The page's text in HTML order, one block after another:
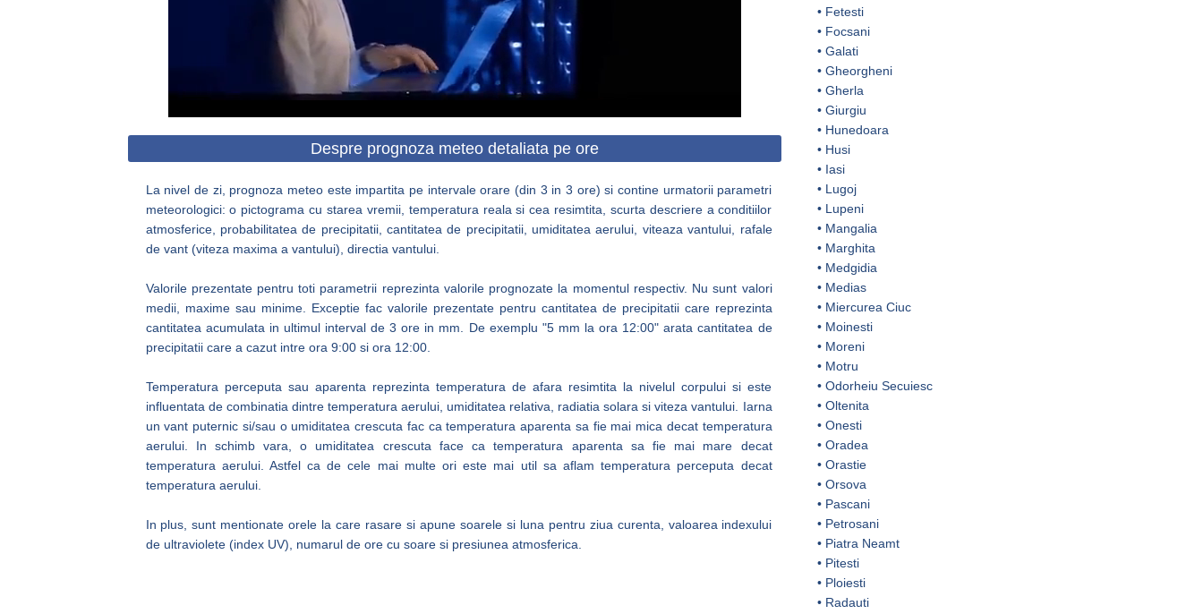
Despre prognoza meteo detaliata pe ore
La nivel de zi, prognoza meteo este impartita pe intervale orare (din 3 in 3 ore) si contine urmatorii parametri
meteorologici: o pictograma cu starea vremii, temperatura reala si cea resimtita, scurta descriere a conditiilor
atmosferice, probabilitatea de precipitatii, cantitatea de precipitatii, umiditatea aerului, viteaza vantului, rafale
de vant (viteza maxima a vantului), directia vantului.
Valorile prezentate pentru toti parametrii reprezinta valorile prognozate la momentul respectiv. Nu sunt valori
medii, maxime sau minime. Exceptie fac valorile prezentate pentru cantitatea de precipitatii care reprezinta
cantitatea acumulata in ultimul interval de 3 ore in mm. De exemplu "5 mm la ora 12:00" arata cantitatea de
precipitatii care a cazut intre ora 9:00 si ora 12:00.
Temperatura perceputa sau aparenta reprezinta temperatura de afara resimtita la nivelul corpului si este
influentata de combinatia dintre temperatura aerului, umiditatea relativa, radiatia solara si viteza vantului. Iarna
un vant puternic si/sau o umiditatea crescuta fac ca temperatura aparenta sa fie mai mica decat temperatura
aerului. In schimb vara, o umiditatea crescuta face ca temperatura aparenta sa fie mai mare decat
temperatura aerului. Astfel ca de cele mai multe ori este mai util sa aflam temperatura perceputa decat
temperatura aerului.
In plus, sunt mentionate orele la care rasare si apune soarele si luna pentru ziua curenta, valoarea indexului
de ultraviolete (index UV), numarul de ore cu soare si presiunea atmosferica.
• Fetesti
• Focsani
• Galati
• Gheorgheni
• Gherla
• Giurgiu
• Hunedoara
• Husi
• Iasi
• Lugoj
• Lupeni
• Mangalia
• Marghita
• Medgidia
• Medias
• Miercurea Ciuc
• Moinesti
• Moreni
• Motru
• Odorheiu Secuiesc
• Oltenita
• Onesti
• Oradea
• Orastie
• Orsova
• Pascani
• Petrosani
• Piatra Neamt
• Pitesti
• Ploiesti
• Radauti